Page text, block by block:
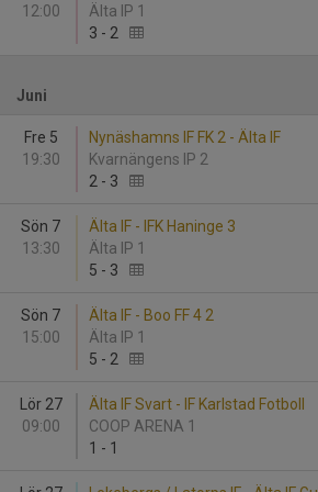
12:00
Älta IP 1
3 - 2
Juni
Fre 5
19:30
Nynäshamns IF FK 2 - Älta IF
Kvarnängens IP 2
2 - 3
Sön 7
13:30
Älta IF - IFK Haninge 3
Älta IP 1
5 - 3
Sön 7
15:00
Älta IF - Boo FF 4 2
Älta IP 1
5 - 2
Lör 27
09:00
Älta IF Svart - IF Karlstad Fotboll
COOP ARENA 1
1 - 1